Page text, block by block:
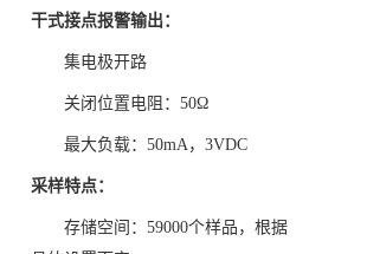
干式接点报警输出：
集电极开路
关闭位置电阻： 50Ω
最大负载： 50mA， 3VDC
采样特点：
存储空间：59000个样品，根据